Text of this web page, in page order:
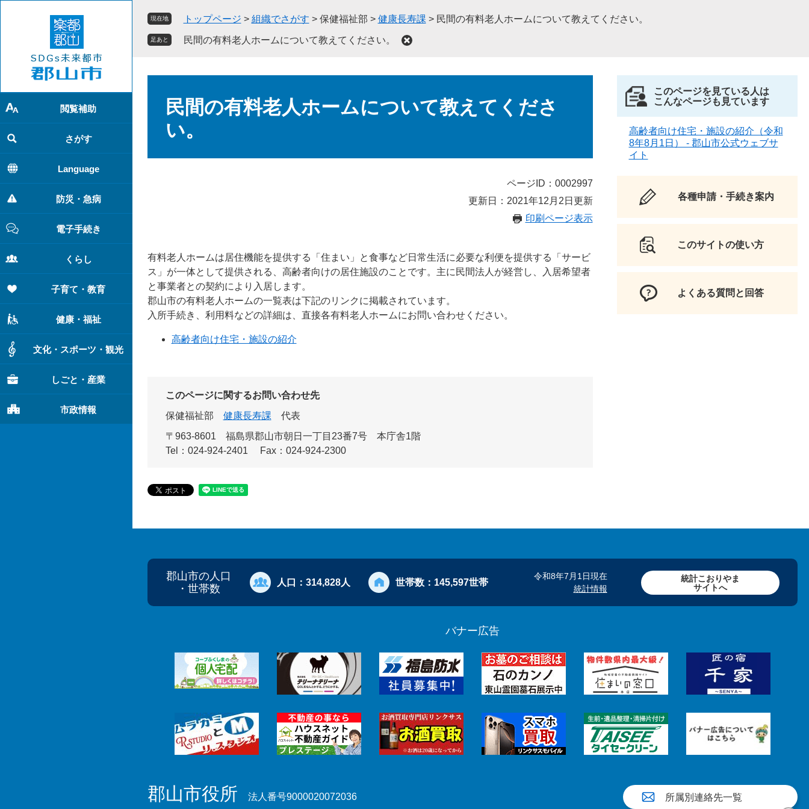
で
す
。
ば
し
て
本
文
へ
閲覧補助
さがす
Language
防災・急病
電子手続き
くらし
子育て・教育
健康・福祉
文化・スポーツ・観光
しごと・産業
市政情報
現在地 トップページ > 組織でさがす > 保健福祉部 > 健康長寿課 > 民間の有料老人ホームについて教えてください。
足あと 民間の有料老人ホームについて教えてください。
民間の有料老人ホームについて教えてくださ
い。
ページID：0002997
更新日：2021年12月2日更新
印刷ページ表示
有料老人ホームは居住機能を提供する「住まい」と食事など日常生活に必要な利便を提供する「サービ
ス」が一体として提供される、高齢者向けの居住施設のことです。主に民間法人が経営し、入居希望者
と事業者との契約により入居します。
郡山市の有料老人ホームの一覧表は下記のリンクに掲載されています。
入所手続き、利用料などの詳細は、直接各有料老人ホームにお問い合わせください。
高齢者向け住宅・施設の紹介
このページに関するお問い合わせ先
保健福祉部
健康長寿課
代表
〒963-8601 福島県郡山市朝日一丁目23番7号 本庁舎1階
Tel：024-924-2401
Fax：024-924-2300
このページを見ている人は
こんなページも見ています
高齢者向け住宅・施設の紹介（令和
8年8月1日） - 郡山市公式ウェブサ
イト
各種申請・手続き案内
このサイトの使い方
よくある質問と回答
郡山市の人口
・世帯数
人口： 314,828人 世帯数： 145,597世帯
令和8年7月1日現在
統計情報
統計こおりやま
サイトへ
バナー広告
郡山市役所 法人番号9000020072036 所属別連絡先一覧